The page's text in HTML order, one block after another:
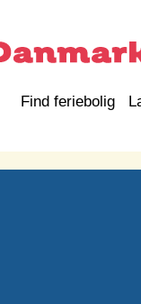
Find feriebolig